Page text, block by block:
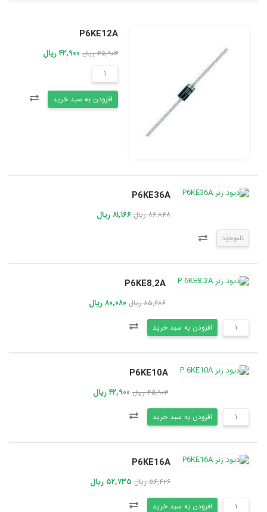
P6KE12A
۴۵,۹۰۳ ریال ۴۲,۹۰۰ ریال
افزودن به سبد خرید
P6KE36A
۸۶,۸۴۸ ریال ۸۱,۱۶۶ ریال
ناموجود
P6KE8.2A
۸۵,۶۸۶ ریال ۸۰,۰۸۰ ریال
افزودن به سبد خرید
P6KE10A
۴۵,۹۰۳ ریال ۴۲,۹۰۰ ریال
افزودن به سبد خرید
P6KE16A
۵۶,۴۲۶ ریال ۵۲,۷۳۵ ریال
افزودن به سبد خرید